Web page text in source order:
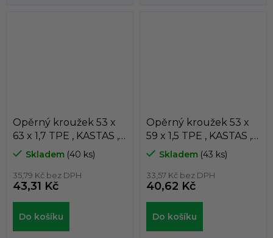
Opěrný kroužek 53 x
63 x 1,7 TPE , KASTAS ,
K81-053/1
Skladem (40 ks)
35,79 Kč bez DPH
43,31 Kč
Do košíku
Opěrný kroužek 53 x
59 x 1,5 TPE , KASTAS ,
K81-053/3
Skladem (43 ks)
33,57 Kč bez DPH
40,62 Kč
Do košíku